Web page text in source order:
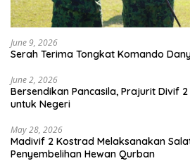
June 9, 2026
Serah Terima Tongkat Komando
June 2, 2026
Bersendikan Pancasila, Prajurit Divif
untuk Negeri
May 28, 2026
Madivif 2 Kostrad Melaksanakan
Penyembelihan Hewan Qurban